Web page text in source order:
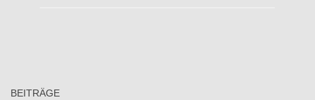
BEITRÄGE